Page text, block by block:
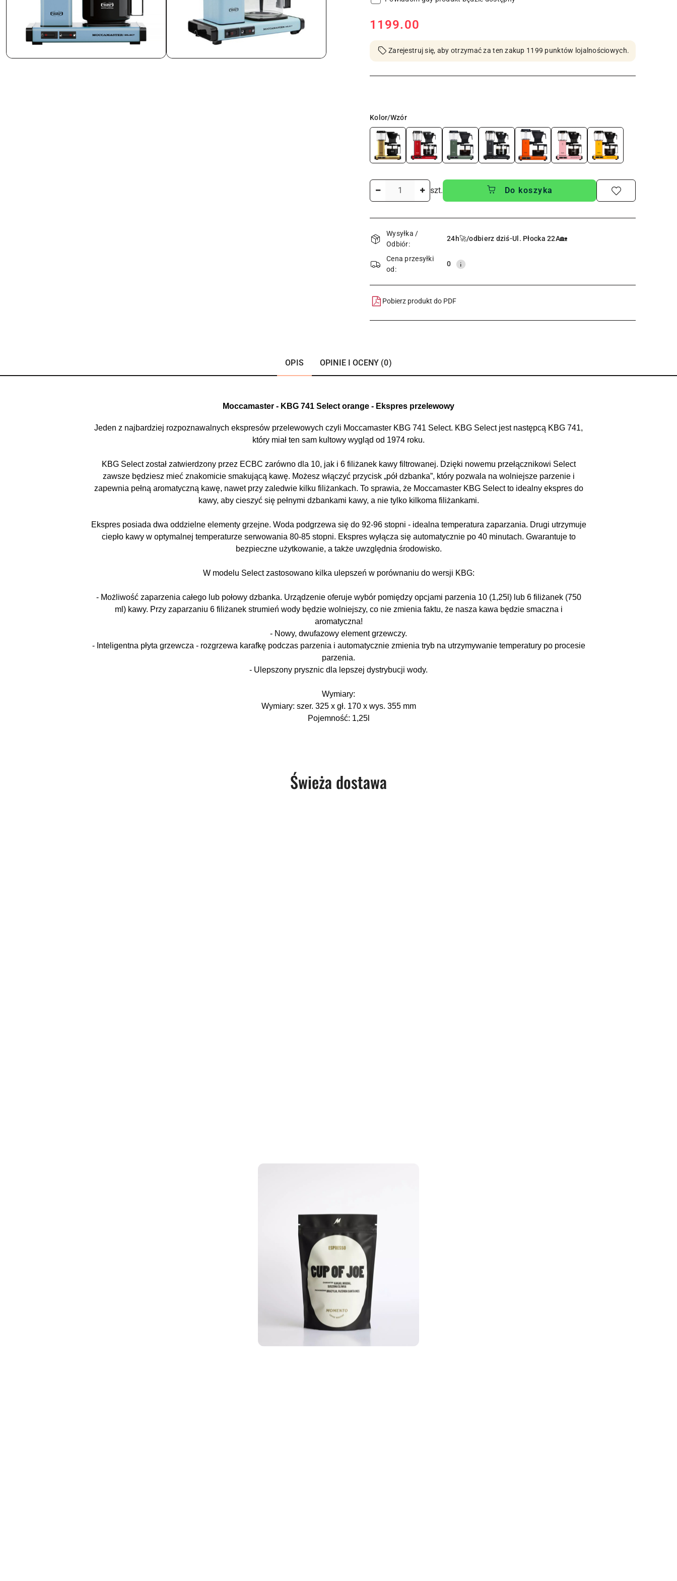
cena:
1199.00
Zarejestruj się, aby otrzymać za ten zakup 1199 punktów lojalnościowych.
Wariant
Kolor/Wzór
szt. Do koszyka
Dostępność
i
dostawa
Wysyłka /
Odbiór:
24h🚀/odbierz dziś-Ul. Płocka 22A🏡
Cena przesyłki
od:
0
Pobierz produkt do PDF
OPIS OPINIE I OCENY (0)
Moccamaster - KBG 741 Select orange - Ekspres przelewowy
Jeden z najbardziej rozpoznawalnych ekspresów przelewowych czyli Moccamaster KBG 741 Select. KBG Select jest następcą KBG 741,
który miał ten sam kultowy wygląd od 1974 roku.
KBG Select został zatwierdzony przez ECBC zarówno dla 10, jak i 6 filiżanek kawy filtrowanej. Dzięki nowemu przełącznikowi Select
zawsze będziesz mieć znakomicie smakującą kawę. Możesz włączyć przycisk „pół dzbanka”, który pozwala na wolniejsze parzenie i
zapewnia pełną aromatyczną kawę, nawet przy zaledwie kilku filiżankach. To sprawia, że ​​Moccamaster KBG Select to idealny ekspres do
kawy, aby cieszyć się pełnymi dzbankami kawy, a nie tylko kilkoma filiżankami.
Ekspres posiada dwa oddzielne elementy grzejne. Woda podgrzewa się do 92-96 stopni - idealna temperatura zaparzania. Drugi utrzymuje
ciepło kawy w optymalnej temperaturze serwowania 80-85 stopni. Ekspres wyłącza się automatycznie po 40 minutach. Gwarantuje to
bezpieczne użytkowanie, a także uwzględnia środowisko.
W modelu Select zastosowano kilka ulepszeń w porównaniu do wersji KBG:
- Możliwość zaparzenia całego lub połowy dzbanka. Urządzenie oferuje wybór pomiędzy opcjami parzenia 10 (1,25l) lub 6 filiżanek (750
ml) kawy. Przy zaparzaniu 6 filiżanek strumień wody będzie wolniejszy, co nie zmienia faktu, że nasza kawa będzie smaczna i
aromatyczna!
- Nowy, dwufazowy element grzewczy.
- Inteligentna płyta grzewcza - rozgrzewa karafkę podczas parzenia i automatycznie zmienia tryb na utrzymywanie temperatury po procesie
parzenia.
- Ulepszony prysznic dla lepszej dystrybucji wody.
Wymiary:
Wymiary: szer. 325 x gł. 170 x wys. 355 mm
Pojemność: 1,25l
Produkty
Świeża dostawa